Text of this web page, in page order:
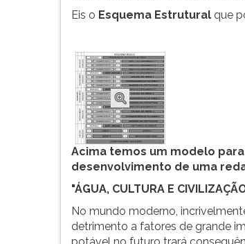
Eis o Esquema Estrutural que
Acima temos um modelo
desenvolvimento de uma
"ÁGUA, CULTURA E
No mundo moderno,
detrimento a fatores de grande